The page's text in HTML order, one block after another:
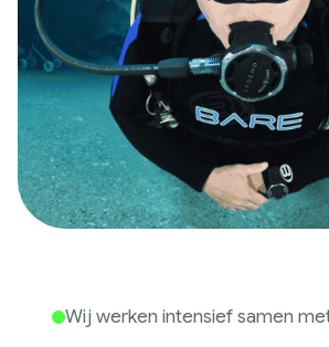
Wij werken intensief samen